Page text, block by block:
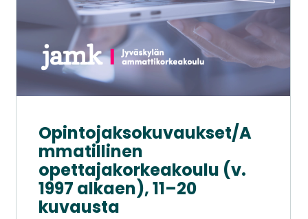
Opintojaksokuvaukset/A
mmatillinen
opettajakorkeakoulu (v.
1997 alkaen), 11–20
kuvausta